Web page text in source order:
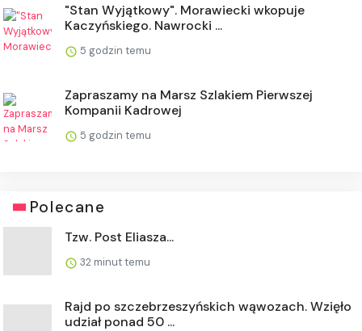
"Stan Wyjątkowy". Morawiecki wkopuje
Kaczyńskiego. Nawrocki ...
5 godzin temu
Zapraszamy na Marsz Szlakiem Pierwszej
Kompanii Kadrowej
5 godzin temu
Polecane
Tzw. Post Eliasza...
32 minut temu
Rajd po szczebrzeszyńskich wąwozach. Wzięło
udział ponad 50 ...